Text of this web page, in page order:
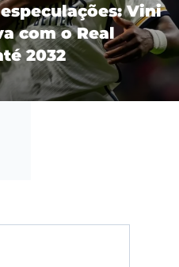
São Paulo como
turnê mundial